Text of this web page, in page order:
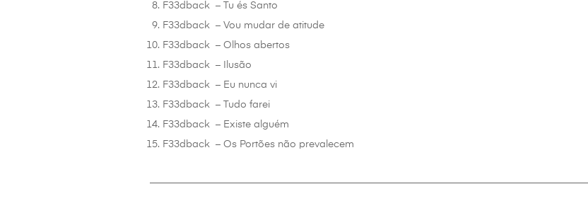
F33dback – Tu és Santo
F33dback – Vou mudar de atitude
F33dback – Olhos abertos
F33dback – Ilusão
F33dback – Eu nunca vi
F33dback – Tudo farei
F33dback – Existe alguém
F33dback – Os Portões não prevalecem